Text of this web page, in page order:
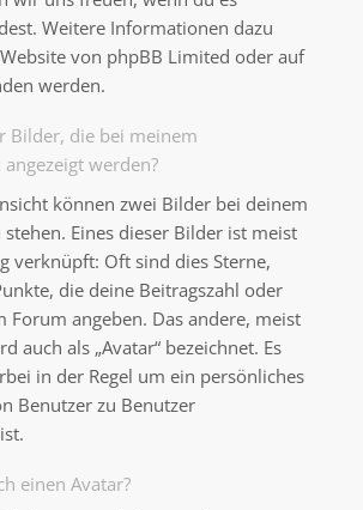
Weitere Informationen dazu
von phpBB Limited oder auf
werden.
Bilder, die bei meinem
werden?
können zwei Bilder bei deinem
Eines dieser Bilder ist meist
verknüpft: Oft sind dies Sterne,
die deine Beitragszahl oder
Forum angeben. Das andere, meist
auch als „Avatar“ bezeichnet. Es
in der Regel um ein persönliches
Benutzer zu Benutzer
einen Avatar?